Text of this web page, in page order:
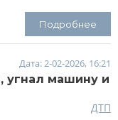
Подробнее
Дата: 2-02-2026, 16:21
угнал машину и
ДТП